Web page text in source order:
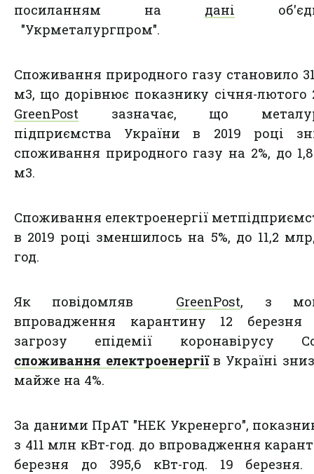
посиланням на дані
"Укрметалургпром".
Споживання природного газу становило
м3, що дорівнює показнику січня-лютого
GreenPost зазначає, що
підприємства України в 2019 році
споживання природного газу на 2%, до
м3.
Споживання електроенергії
в 2019 році зменшилось на 5%, до 11,2
год.
Як повідомляв GreenPost, з
впровадження карантину 12 березня
загрозу епідемії коронавірусу
споживання електроенергіїв Україні
майже на 4%.
За даними ПрАТ "НЕК Укренерго",
з 411 млн кВт-год. до впровадження
березня до 395,6 кВт-год. 19 березня.